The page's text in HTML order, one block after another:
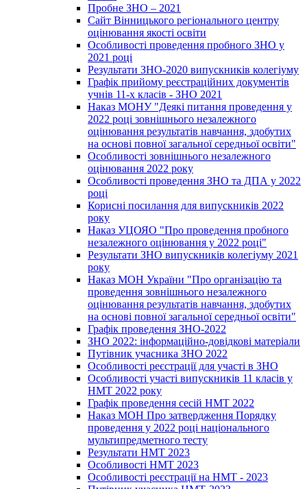
Пробне ЗНО – 2021
Сайт Вінницького регіонального центру
оцінювання якості освіти
Особливості проведення пробного ЗНО у
2021 році
Результати ЗНО-2020 випускників колегіуму
Графік прийому реєстраційних документів
учнів 11-х класів - ЗНО 2021
Наказ МОНУ "Деякі питання проведення у
2022 році зовнішнього незалежного
оцінювання результатів навчання, здобутих
на основі повної загальної середньої освіти"
Особливості зовнішнього незалежного
оцінювання 2022 року
Особливості проведення ЗНО та ДПА у 2022
році
Корисні посилання для випускників 2022
року
Наказ УЦОЯО "Про проведення пробного
незалежного оцінювання у 2022 році"
Результати ЗНО випускників колегіуму 2021
року
Наказ МОН України "Про організацію та
проведення зовнішнього незалежного
оцінювання результатів навчання, здобутих
на основі повної загальної середньої освіти"
Графік проведення ЗНО-2022
ЗНО 2022: інформаційно-довідкові матеріали
Путівник учасника ЗНО 2022
Особливості реєстрації для участі в ЗНО
Особливості участі випускників 11 класів у
НМТ 2022 року
Графік проведення сесій НМТ 2022
Наказ МОН Про затвердження Порядку
проведення у 2022 році національного
мультипредметного тесту
Результати НМТ 2023
Особливості НМТ 2023
Особливості реєстрації на НМТ - 2023